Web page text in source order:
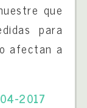
que
para
afectan a
2017